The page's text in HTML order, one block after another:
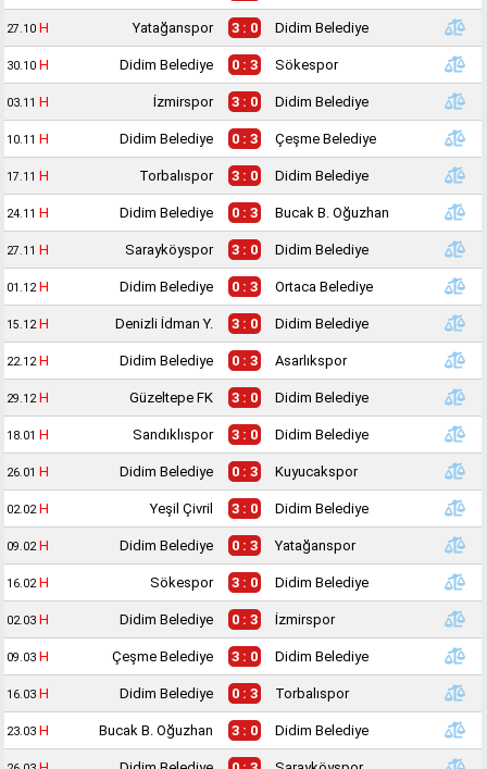
27.10 H Yatağanspor 3 : 0 Didim Belediye
30.10 H Didim Belediye 0 : 3 Sökespor
03.11 H İzmirspor 3 : 0 Didim Belediye
10.11 H Didim Belediye 0 : 3 Çeşme Belediye
17.11 H Torbalıspor 3 : 0 Didim Belediye
24.11 H Didim Belediye 0 : 3 Bucak B. Oğuzhan
27.11 H Sarayköyspor 3 : 0 Didim Belediye
01.12 H Didim Belediye 0 : 3 Ortaca Belediye
15.12 H Denizli İdman Y. 3 : 0 Didim Belediye
22.12 H Didim Belediye 0 : 3 Asarlıkspor
29.12 H Güzeltepe FK 3 : 0 Didim Belediye
18.01 H Sandıklıspor 3 : 0 Didim Belediye
26.01 H Didim Belediye 0 : 3 Kuyucakspor
02.02 H Yeşil Çivril 3 : 0 Didim Belediye
09.02 H Didim Belediye 0 : 3 Yatağanspor
16.02 H Sökespor 3 : 0 Didim Belediye
02.03 H Didim Belediye 0 : 3 İzmirspor
09.03 H Çeşme Belediye 3 : 0 Didim Belediye
16.03 H Didim Belediye 0 : 3 Torbalıspor
23.03 H Bucak B. Oğuzhan 3 : 0 Didim Belediye